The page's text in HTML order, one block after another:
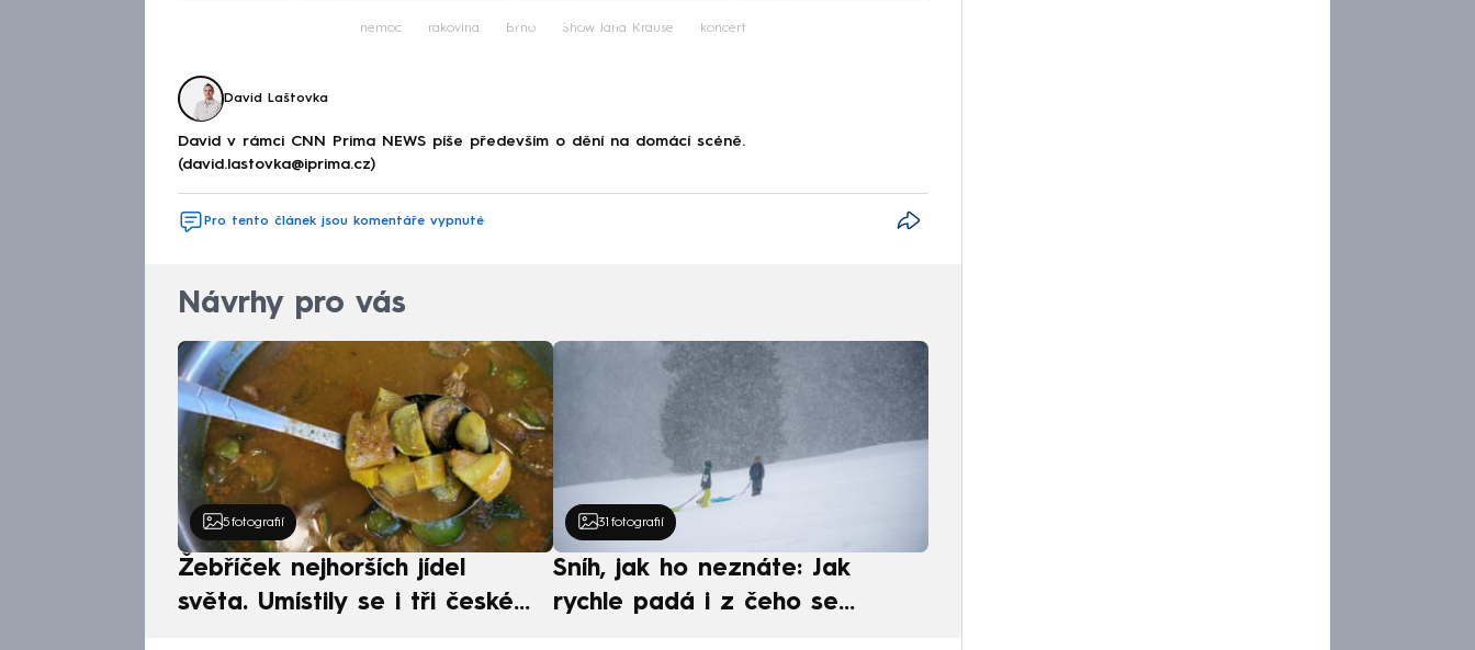
Failed to fetch
nemoc rakovina Brno Show Jana Krause koncert
David Laštovka
David v rámci CNN Prima NEWS píše především o dění na domácí scéně.
(david.lastovka@iprima.cz)
Pro tento článek jsou komentáře vypnuté
Návrhy pro vás
5 fotografií
Žebříček nejhorších jídel
světa. Umístily se i tři české
31 fotografií
Sníh, jak ho neznáte: Jak
rychle padá i z čeho se